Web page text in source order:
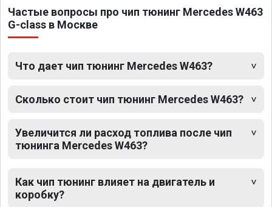
Частые вопросы про чип тюнинг Mercedes W463
G-class в Москве
Что дает чип тюнинг Mercedes W463?
Сколько стоит чип тюнинг Mercedes W463?
Увеличится ли расход топлива после чип
тюнинга Mercedes W463?
Как чип тюнинг влияет на двигатель и
коробку?